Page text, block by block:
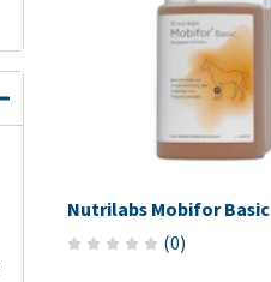
Nutrilabs Mobifor Basic
(0)